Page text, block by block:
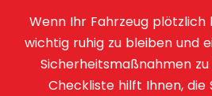
Wenn Ihr Fahrzeug plötzlich
wichtig ruhig zu bleiben und
Sicherheitsmaßnahmen
Checkliste hilft Ihnen, die